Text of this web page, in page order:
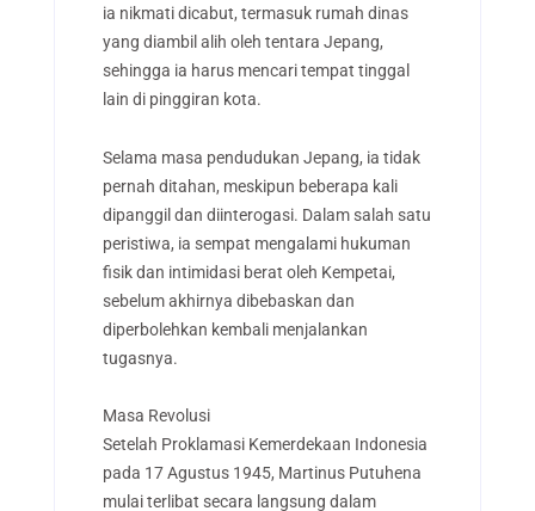
ia nikmati dicabut, termasuk rumah dinas
yang diambil alih oleh tentara Jepang,
sehingga ia harus mencari tempat tinggal
lain di pinggiran kota.
Selama masa pendudukan Jepang, ia tidak
pernah ditahan, meskipun beberapa kali
dipanggil dan diinterogasi. Dalam salah satu
peristiwa, ia sempat mengalami hukuman
fisik dan intimidasi berat oleh Kempetai,
sebelum akhirnya dibebaskan dan
diperbolehkan kembali menjalankan
tugasnya.
Masa Revolusi
Setelah Proklamasi Kemerdekaan Indonesia
pada 17 Agustus 1945, Martinus Putuhena
mulai terlibat secara langsung dalam